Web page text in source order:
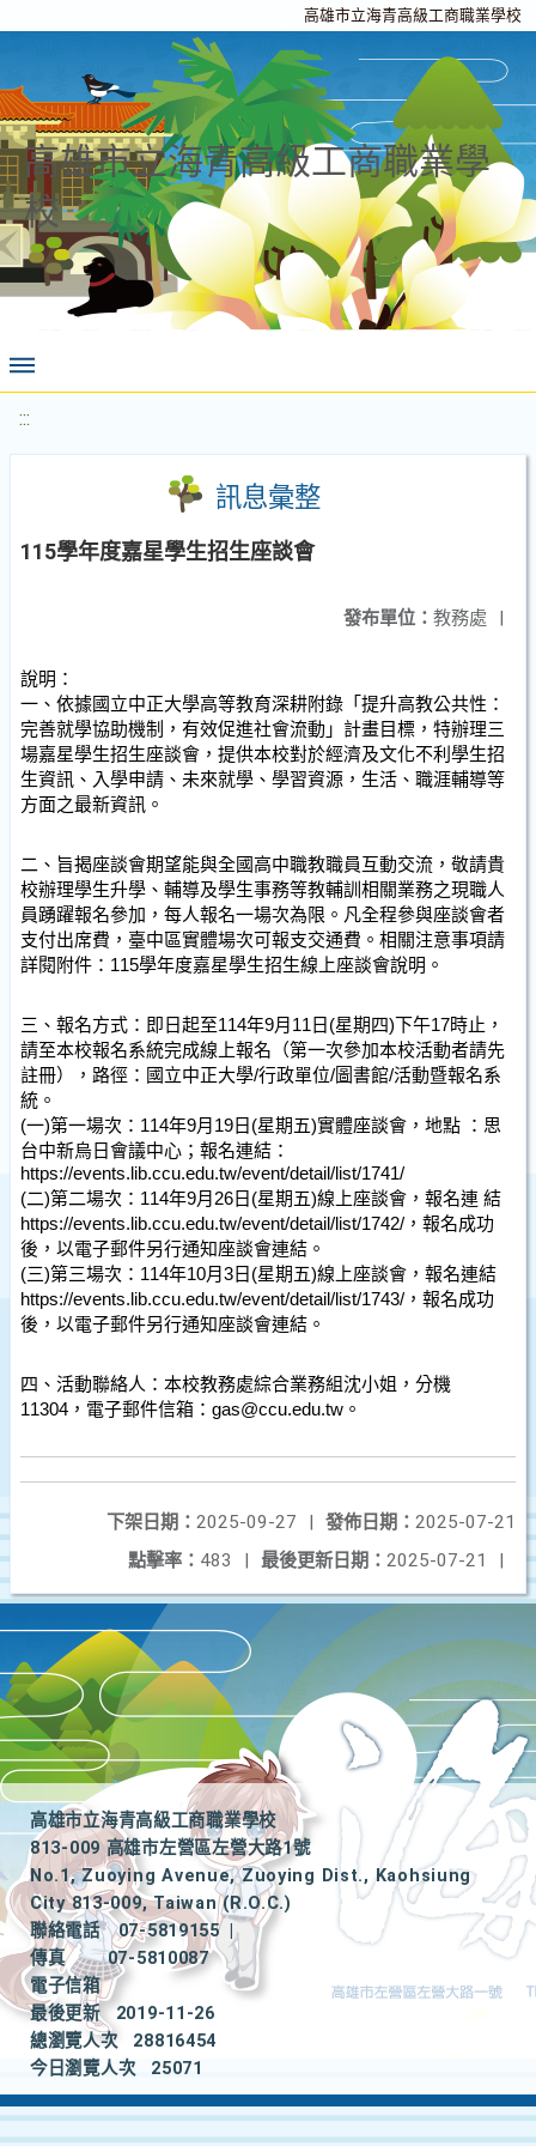
高雄市立海青高級工商職業學校
高雄市立海青高級工商職業學
校
:::
訊息彙整
115學年度嘉星學生招生座談會
發布單位： 教務處 |
說明：
一、依據國立中正大學高等教育深耕附錄「提升高教公共性：
完善就學協助機制，有效促進社會流動」計畫目標，特辦理三
場嘉星學生招生座談會，提供本校對於經濟及文化不利學生招
生資訊、入學申請、未來就學、學習資源，生活、職涯輔導等
方面之最新資訊。
二、旨揭座談會期望能與全國高中職教職員互動交流，敬請貴
校辦理學生升學、輔導及學生事務等教輔訓相關業務之現職人
員踴躍報名參加，每人報名一場次為限。凡全程參與座談會者
支付出席費，臺中區實體場次可報支交通費。相關注意事項請
詳閱附件：115學年度嘉星學生招生線上座談會說明。
三、報名方式：即日起至114年9月11日(星期四)下午17時止，
請至本校報名系統完成線上報名（第一次參加本校活動者請先
註冊），路徑：國立中正大學/行政單位/圖書館/活動暨報名系
統。
(一)第一場次：114年9月19日(星期五)實體座談會，地點 ：思
台中新烏日會議中心；報名連結：
https://events.lib.ccu.edu.tw/event/detail/list/1741/
(二)第二場次：114年9月26日(星期五)線上座談會，報名連 結
https://events.lib.ccu.edu.tw/event/detail/list/1742/ ，報名成功
後，以電子郵件另行通知座談會連結。
(三)第三場次：114年10月3日(星期五)線上座談會，報名連結
https://events.lib.ccu.edu.tw/event/detail/list/1743/ ，報名成功
後，以電子郵件另行通知座談會連結。
四、活動聯絡人：本校教務處綜合業務組沈小姐，分機
11304，電子郵件信箱：gas@ccu.edu.tw。
發佈日期： 2025-07-21
下架日期： 2025-09-27
|
最後更新日期： 2025-07-21 |
點擊率： 483 |
高雄市立海青高級工商職業學校
813-009 高雄市左營區左營大路1號
No.1, Zuoying Avenue, Zuoying Dist., Kaohsiung
City 813-009, Taiwan (R.O.C.)
聯絡電話
07-5819155
|
傳真
07-5810087
電子信箱
最後更新
2019-11-26
總瀏覽人次
28816454
今日瀏覽人次
25071